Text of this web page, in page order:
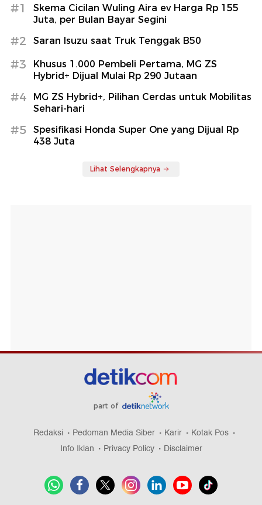
#1
Skema Cicilan Wuling Aira ev Harga Rp 155
Juta, per Bulan Bayar Segini
#2 Saran Isuzu saat Truk Tenggak B50
#3
Khusus 1.000 Pembeli Pertama, MG ZS
Hybrid+ Dijual Mulai Rp 290 Jutaan
#4
MG ZS Hybrid+, Pilihan Cerdas untuk Mobilitas
Sehari-hari
#5
Spesifikasi Honda Super One yang Dijual Rp
438 Juta
Lihat Selengkapnya
part of
Redaksi Pedoman Media Siber Karir
Kotak Pos
Info Iklan
Privacy Policy Disclaimer